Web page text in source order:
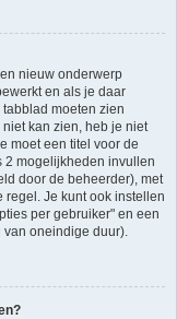
nieuw onderwerp
en als je daar
moeten zien
kan zien, heb je niet
moet een titel voor de
2 mogelijkheden invullen
door de beheerder), met
Je kunt ook instellen
per gebruiker" en een
oneindige duur).